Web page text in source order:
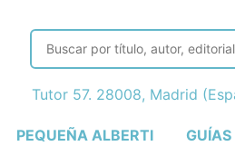
PEQUEÑA ALBERTI
Tutor 57. 28008, Madrid